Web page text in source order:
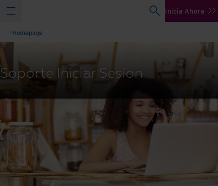
Inicia Ahora
Homepage
Soporte Iniciar Sesion